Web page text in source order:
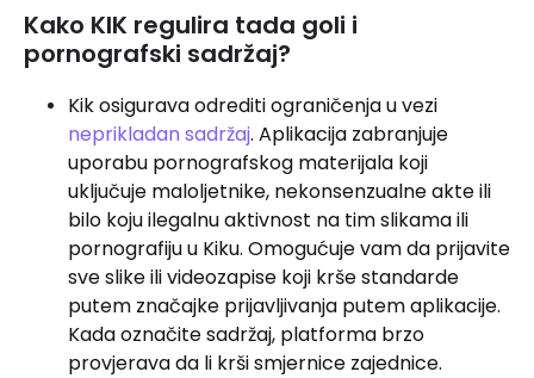
Kako KIK regulira tada goli i
pornografski sadržaj?
Kik osigurava odrediti ograničenja u vezi
neprikladan sadržaj. Aplikacija zabranjuje
uporabu pornografskog materijala koji
uključuje maloljetnike, nekonsenzualne akte ili
bilo koju ilegalnu aktivnost na tim slikama ili
pornografiju u Kiku. Omogućuje vam da prijavite
sve slike ili videozapise koji krše standarde
putem značajke prijavljivanja putem aplikacije.
Kada označite sadržaj, platforma brzo
provjerava da li krši smjernice zajednice.